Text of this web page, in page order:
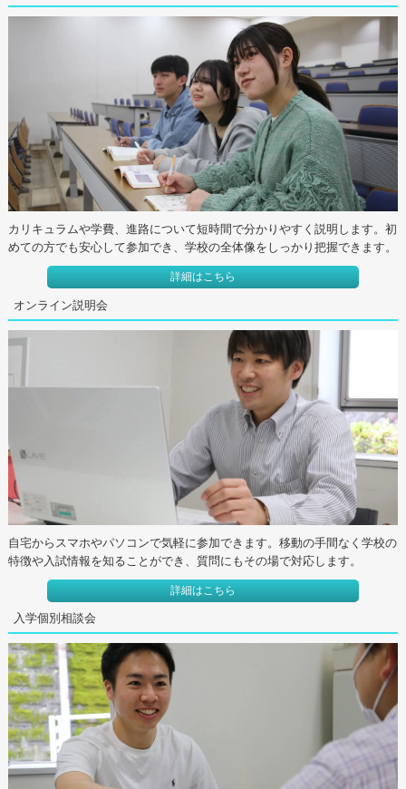
カリキュラムや学費、進路について短時間で分かりやすく説明します。初
めての方でも安心して参加でき、学校の全体像をしっかり把握できます。
詳細はこちら
オンライン説明会
自宅からスマホやパソコンで気軽に参加できます。移動の手間なく学校の
特徴や入試情報を知ることができ、質問にもその場で対応します。
詳細はこちら
入学個別相談会